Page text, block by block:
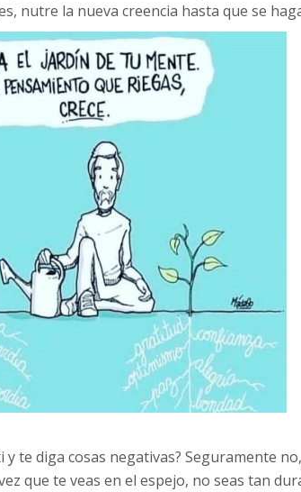
nutre la nueva creencia hasta que se
te diga cosas negativas? Seguramente
que te veas en el espejo, no seas tan